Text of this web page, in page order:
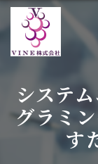
システ
グラミ
す